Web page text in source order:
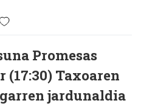
Promesas
Taxoaren
jardunaldia